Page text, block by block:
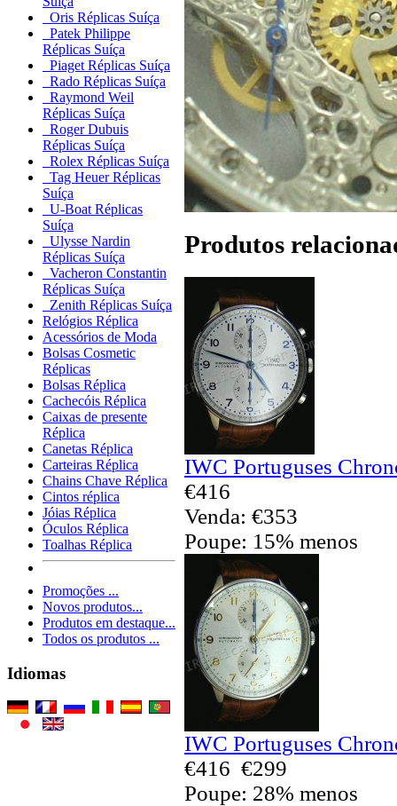
Oris Réplicas Suíça
Patek Philippe
Réplicas Suíça
Piaget Réplicas Suíça
Rado Réplicas Suíça
Raymond Weil
Réplicas Suíça
Roger Dubuis
Réplicas Suíça
Rolex Réplicas Suíça
Tag Heuer Réplicas
Suíça
U-Boat Réplicas
Suíça
Ulysse Nardin
Réplicas Suíça
Vacheron Constantin
Réplicas Suíça
Zenith Réplicas Suíça
Relógios Réplica
Acessórios de Moda
Bolsas Cosmetic
Réplicas
Bolsas Réplica
Cachecóis Réplica
Caixas de presente
Réplica
Canetas Réplica
Carteiras Réplica
Chains Chave Réplica
Cintos réplica
Jóias Réplica
Óculos Réplica
Toalhas Réplica
Promoções ...
Novos produtos...
Produtos em destaque...
Todos os produtos ...
Idiomas
Produtos
IWC Portuguses
€416
Venda: €353
Poupe: 15% menos
IWC Portuguses
€416 €299
Poupe: 28% menos